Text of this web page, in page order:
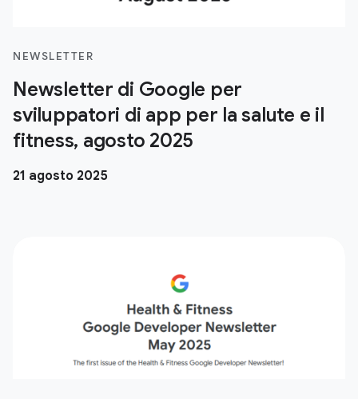
NEWSLETTER
Newsletter di Google per
sviluppatori di app per la salute e il
fitness, agosto 2025
21 agosto 2025